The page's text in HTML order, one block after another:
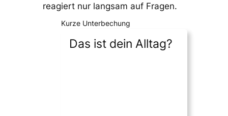
reagiert nur langsam auf Fragen.
Kurze Unterbechung
Das ist dein Alltag?